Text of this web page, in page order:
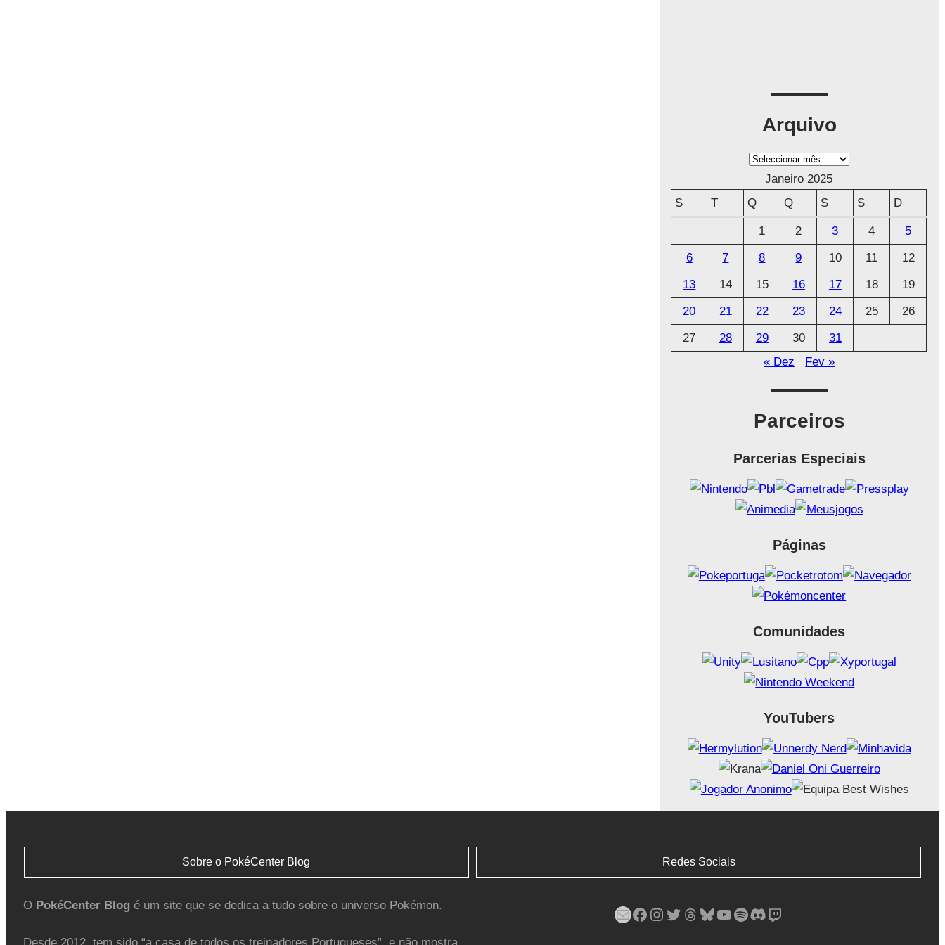
Arquivo
A
q
Janeiro 2025
S
T Q Q S S D
1 2 3 4
5
6
7 8 9 10 11
12
13
14 15 16 17 18
19
20
21 22 23 24 25
26
27
28 29 30
31
« Dez
Fev »
Parceiros
Parcerias Especiais
Páginas
Comunidades
YouTubers
Sobre o PokéCenter Blog
O PokéCenter Blogé um site que se dedica a tudo sobre o universo Pokémon.
Redes Sociais
Mail Facebook Instagram Twitter Threads Bluesky YouTube Spotify Discord Twitch